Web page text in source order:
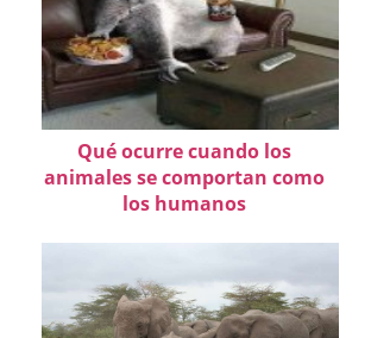
Qué ocurre cuando los
animales se comportan como
los humanos